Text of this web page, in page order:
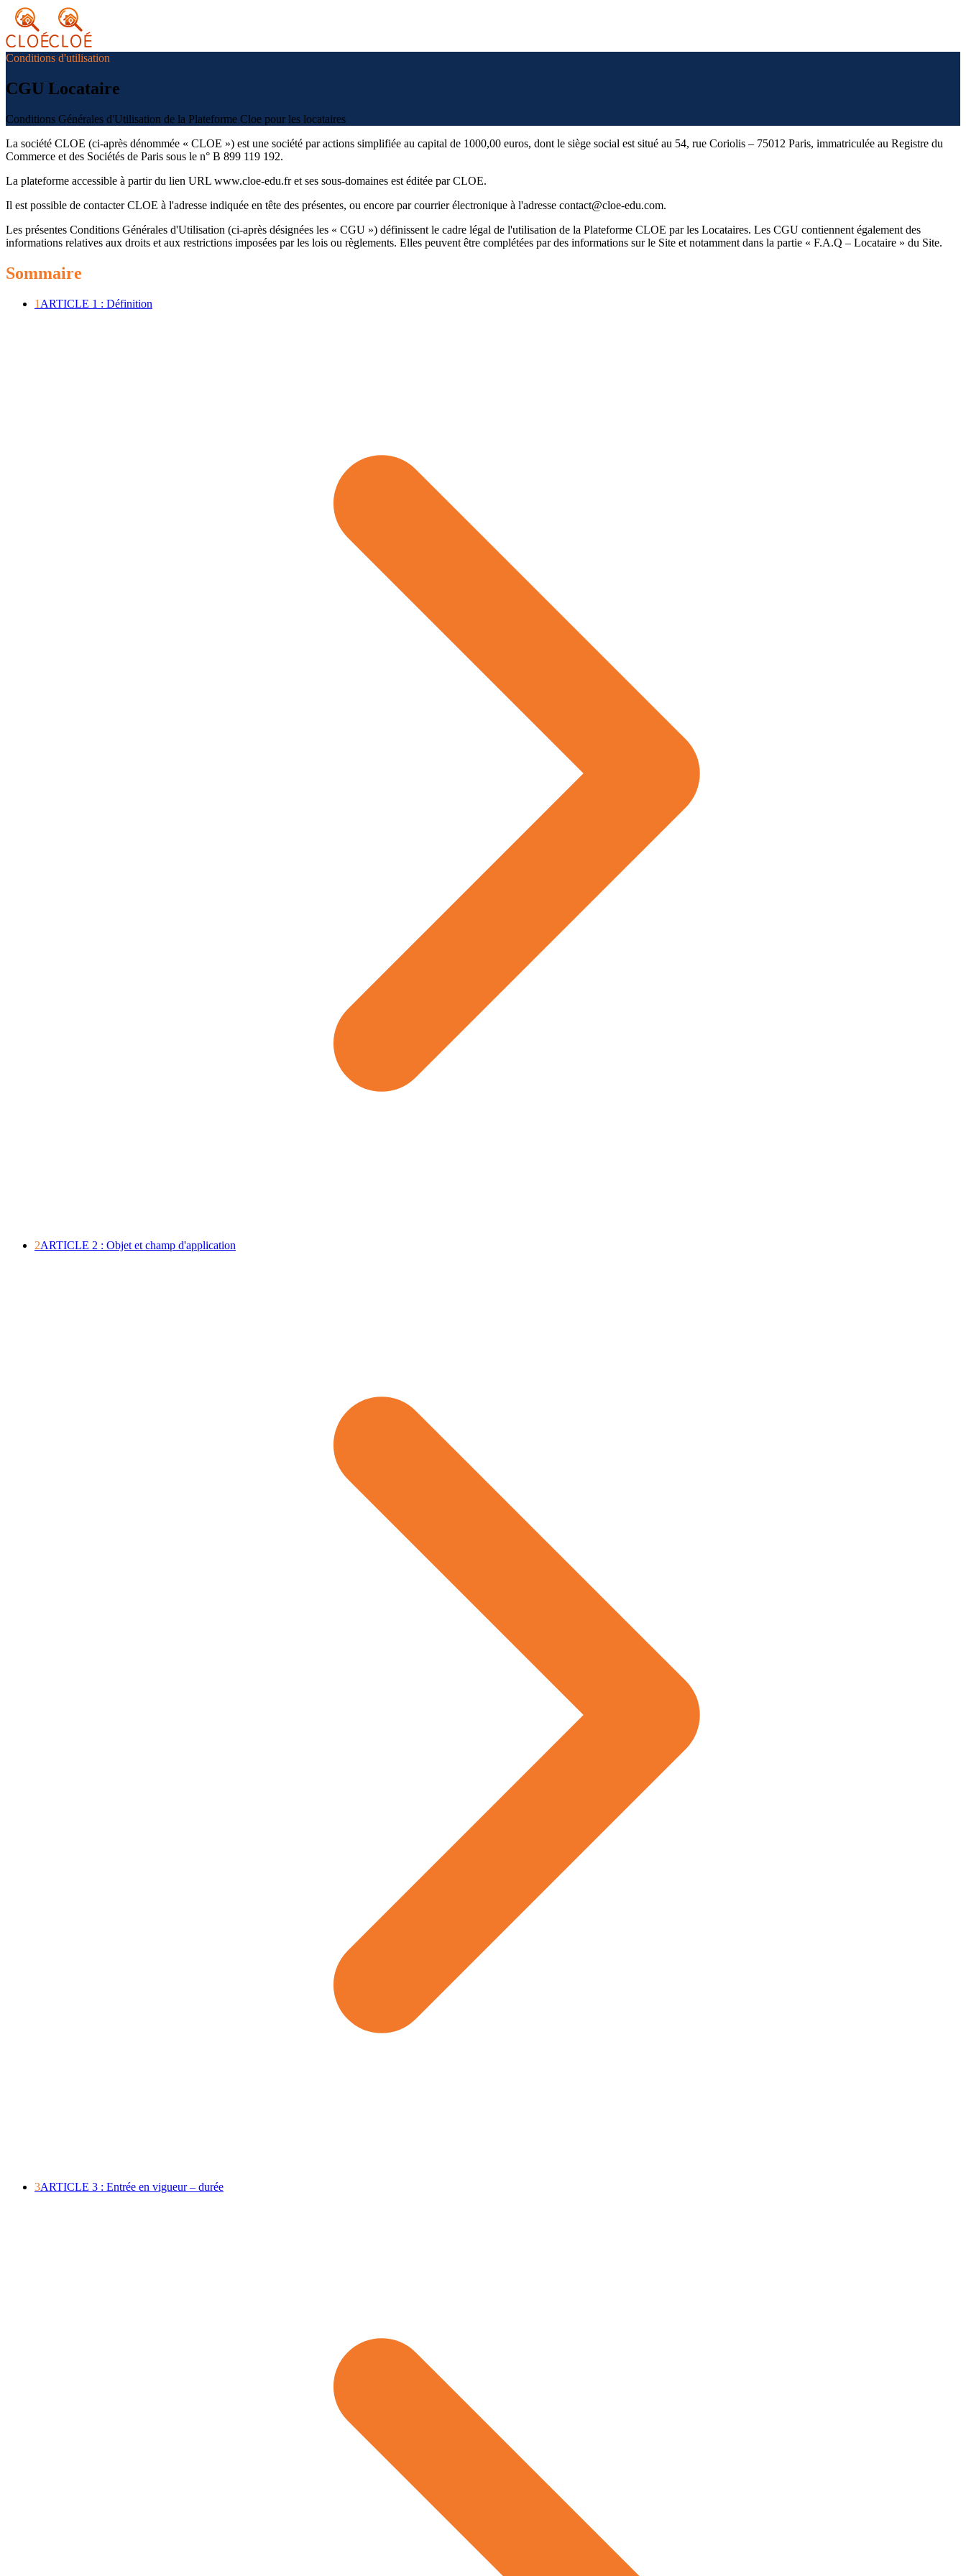
Conditions d'utilisation
CGU Locataire
Conditions Générales d'Utilisation de la Plateforme Cloe pour les locataires
La société CLOE (ci-après dénommée « CLOE ») est une société par actions simplifiée au capital de 1000,00 euros, dont le siège social est situé au 54, rue Coriolis – 75012 Paris, immatriculée au Registre du
Commerce et des Sociétés de Paris sous le n° B 899 119 192.
La plateforme accessible à partir du lien URL www.cloe-edu.fr et ses sous-domaines est éditée par CLOE.
Il est possible de contacter CLOE à l'adresse indiquée en tête des présentes, ou encore par courrier électronique à l'adresse contact@cloe-edu.com.
Les présentes Conditions Générales d'Utilisation (ci-après désignées les « CGU ») définissent le cadre légal de l'utilisation de la Plateforme CLOE par les Locataires. Les CGU contiennent également des
informations relatives aux droits et aux restrictions imposées par les lois ou règlements. Elles peuvent être complétées par des informations sur le Site et notamment dans la partie « F.A.Q – Locataire » du Site.
Sommaire
1 ARTICLE 1 : Définition
2ARTICLE 2 : Objet et champ d'application
3ARTICLE 3 : Entrée en vigueur – durée